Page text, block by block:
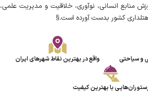
منابع انسانی، نوآوری، خلاقیت و مدیریت علمی،
کشور بدست آورده است.§
و سیاحتی واقع در بهترین نقاط شهرهای ایران
با بهترین کیفیت